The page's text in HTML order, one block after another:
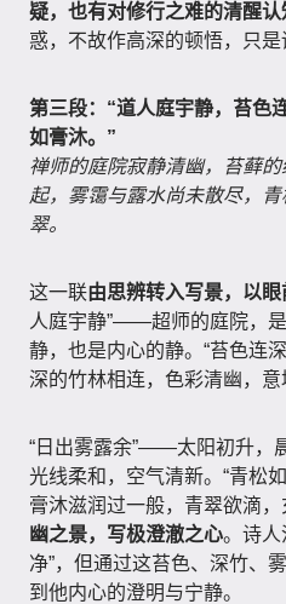
疑，也有对修行之难的清醒认
惑，不故作高深的顿悟，只是
第三段：“道人庭宇静，苔色
如膏沐。”
禅师的庭院寂静清幽，苔藓
起，雾霭与露水尚未散尽，
翠。
这一联由思辨转入写景，以
人庭宇静”——超师的庭院，是
静，也是内心的静。“苔色连
深的竹林相连，色彩清幽，意
“日出雾露余”——太阳初升，
光线柔和，空气清新。“青松
膏沐滋润过一般，青翠欲滴，
幽之景，写极澄澈之心。诗人
净”，但通过这苔色、深竹、
到他内心的澄明与宁静。